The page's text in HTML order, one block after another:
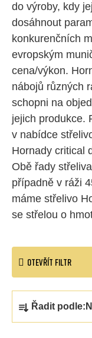
do výroby, kdy
dosáhnout
konkurenčních
evropským
cena/výkon.
nábojů různých
schopni na
jejich produkce.
v nabídce
Hornady critical
Obě řady
případně v ráži
máme střelivo
se střelou o
OTEVŘÍT FILTR
Ř
a
Řadit podle: